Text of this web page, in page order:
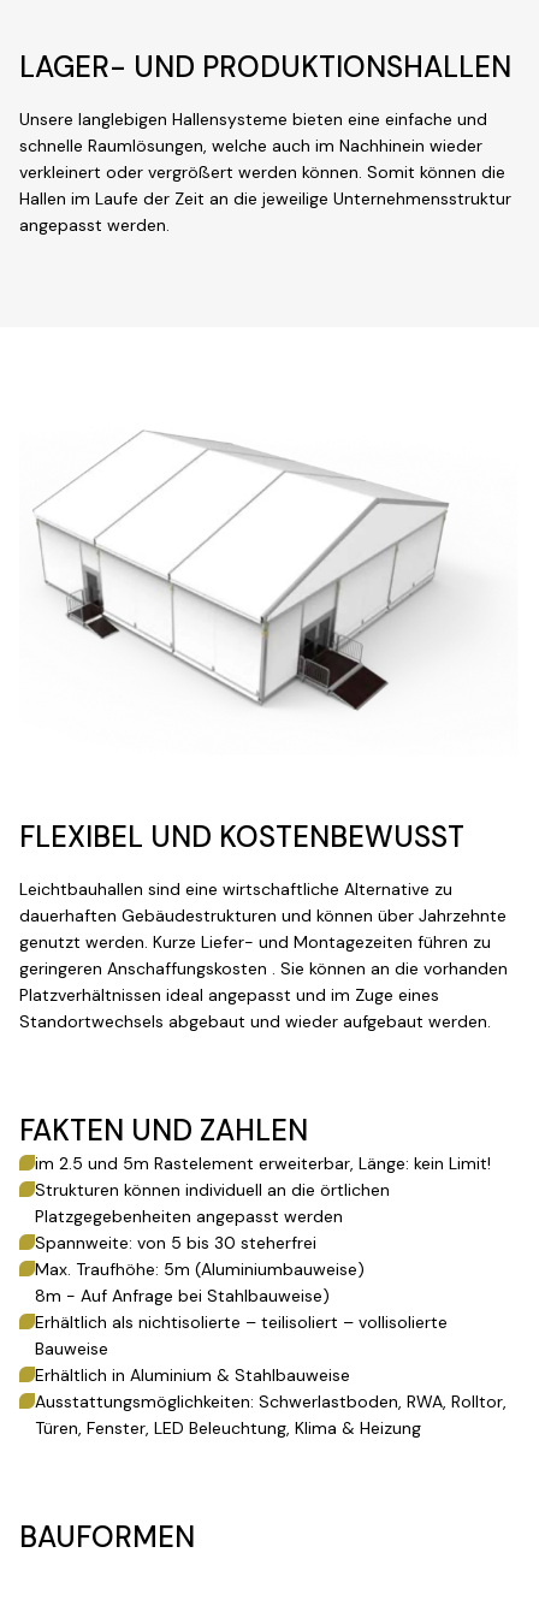
LAGER- UND PRODUKTIONSHALLEN
Unsere langlebigen Hallensysteme bieten eine einfache und
schnelle Raumlösungen, welche auch im Nachhinein wieder
verkleinert oder vergrößert werden können. Somit können die
Hallen im Laufe der Zeit an die jeweilige Unternehmensstruktur
angepasst werden.
FLEXIBEL UND KOSTENBEWUSST
Leichtbauhallen sind eine wirtschaftliche Alternative zu
dauerhaften Gebäudestrukturen und können über Jahrzehnte
genutzt werden. Kurze Liefer- und Montagezeiten führen zu
geringeren Anschaffungskosten . Sie können an die vorhanden
Platzverhältnissen ideal angepasst und im Zuge eines
Standortwechsels abgebaut und wieder aufgebaut werden.
FAKTEN UND ZAHLEN
im 2.5 und 5m Rastelement erweiterbar, Länge: kein Limit!
Strukturen können individuell an die örtlichen
Platzgegebenheiten angepasst werden
Spannweite: von 5 bis 30 steherfrei
Max. Traufhöhe: 5m (Aluminiumbauweise)
8m - Auf Anfrage bei Stahlbauweise)
Erhältlich als nichtisolierte – teilisoliert – vollisolierte
Bauweise
Erhältlich in Aluminium & Stahlbauweise
Ausstattungsmöglichkeiten: Schwerlastboden, RWA, Rolltor,
Türen, Fenster, LED Beleuchtung, Klima & Heizung
BAUFORMEN